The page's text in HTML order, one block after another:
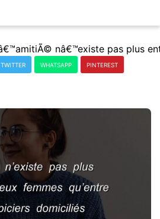
TWITTER WHATSAPP PINTEREST